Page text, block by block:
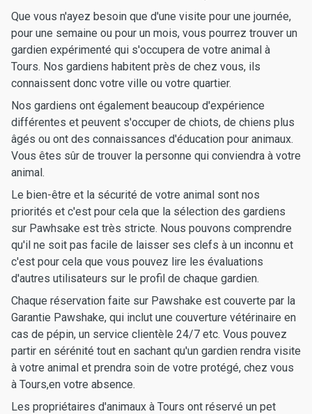
Que vous n'ayez besoin que d'une visite pour une journée,
pour une semaine ou pour un mois, vous pourrez trouver un
gardien expérimenté qui s'occupera de votre animal à
Tours. Nos gardiens habitent près de chez vous, ils
connaissent donc votre ville ou votre quartier.
Nos gardiens ont également beaucoup d'expérience
différentes et peuvent s'occuper de chiots, de chiens plus
âgés ou ont des connaissances d'éducation pour animaux.
Vous êtes sûr de trouver la personne qui conviendra à votre
animal.
Le bien-être et la sécurité de votre animal sont nos
priorités et c'est pour cela que la sélection des gardiens
sur Pawhsake est très stricte. Nous pouvons comprendre
qu'il ne soit pas facile de laisser ses clefs à un inconnu et
c'est pour cela que vous pouvez lire les évaluations
d'autres utilisateurs sur le profil de chaque gardien.
Chaque réservation faite sur Pawshake est couverte par la
Garantie Pawshake, qui inclut une couverture vétérinaire en
cas de pépin, un service clientèle 24/7 etc. Vous pouvez
partir en sérénité tout en sachant qu'un gardien rendra visite
à votre animal et prendra soin de votre protégé, chez vous
à Tours,en votre absence.
Les propriétaires d'animaux à Tours ont réservé un pet